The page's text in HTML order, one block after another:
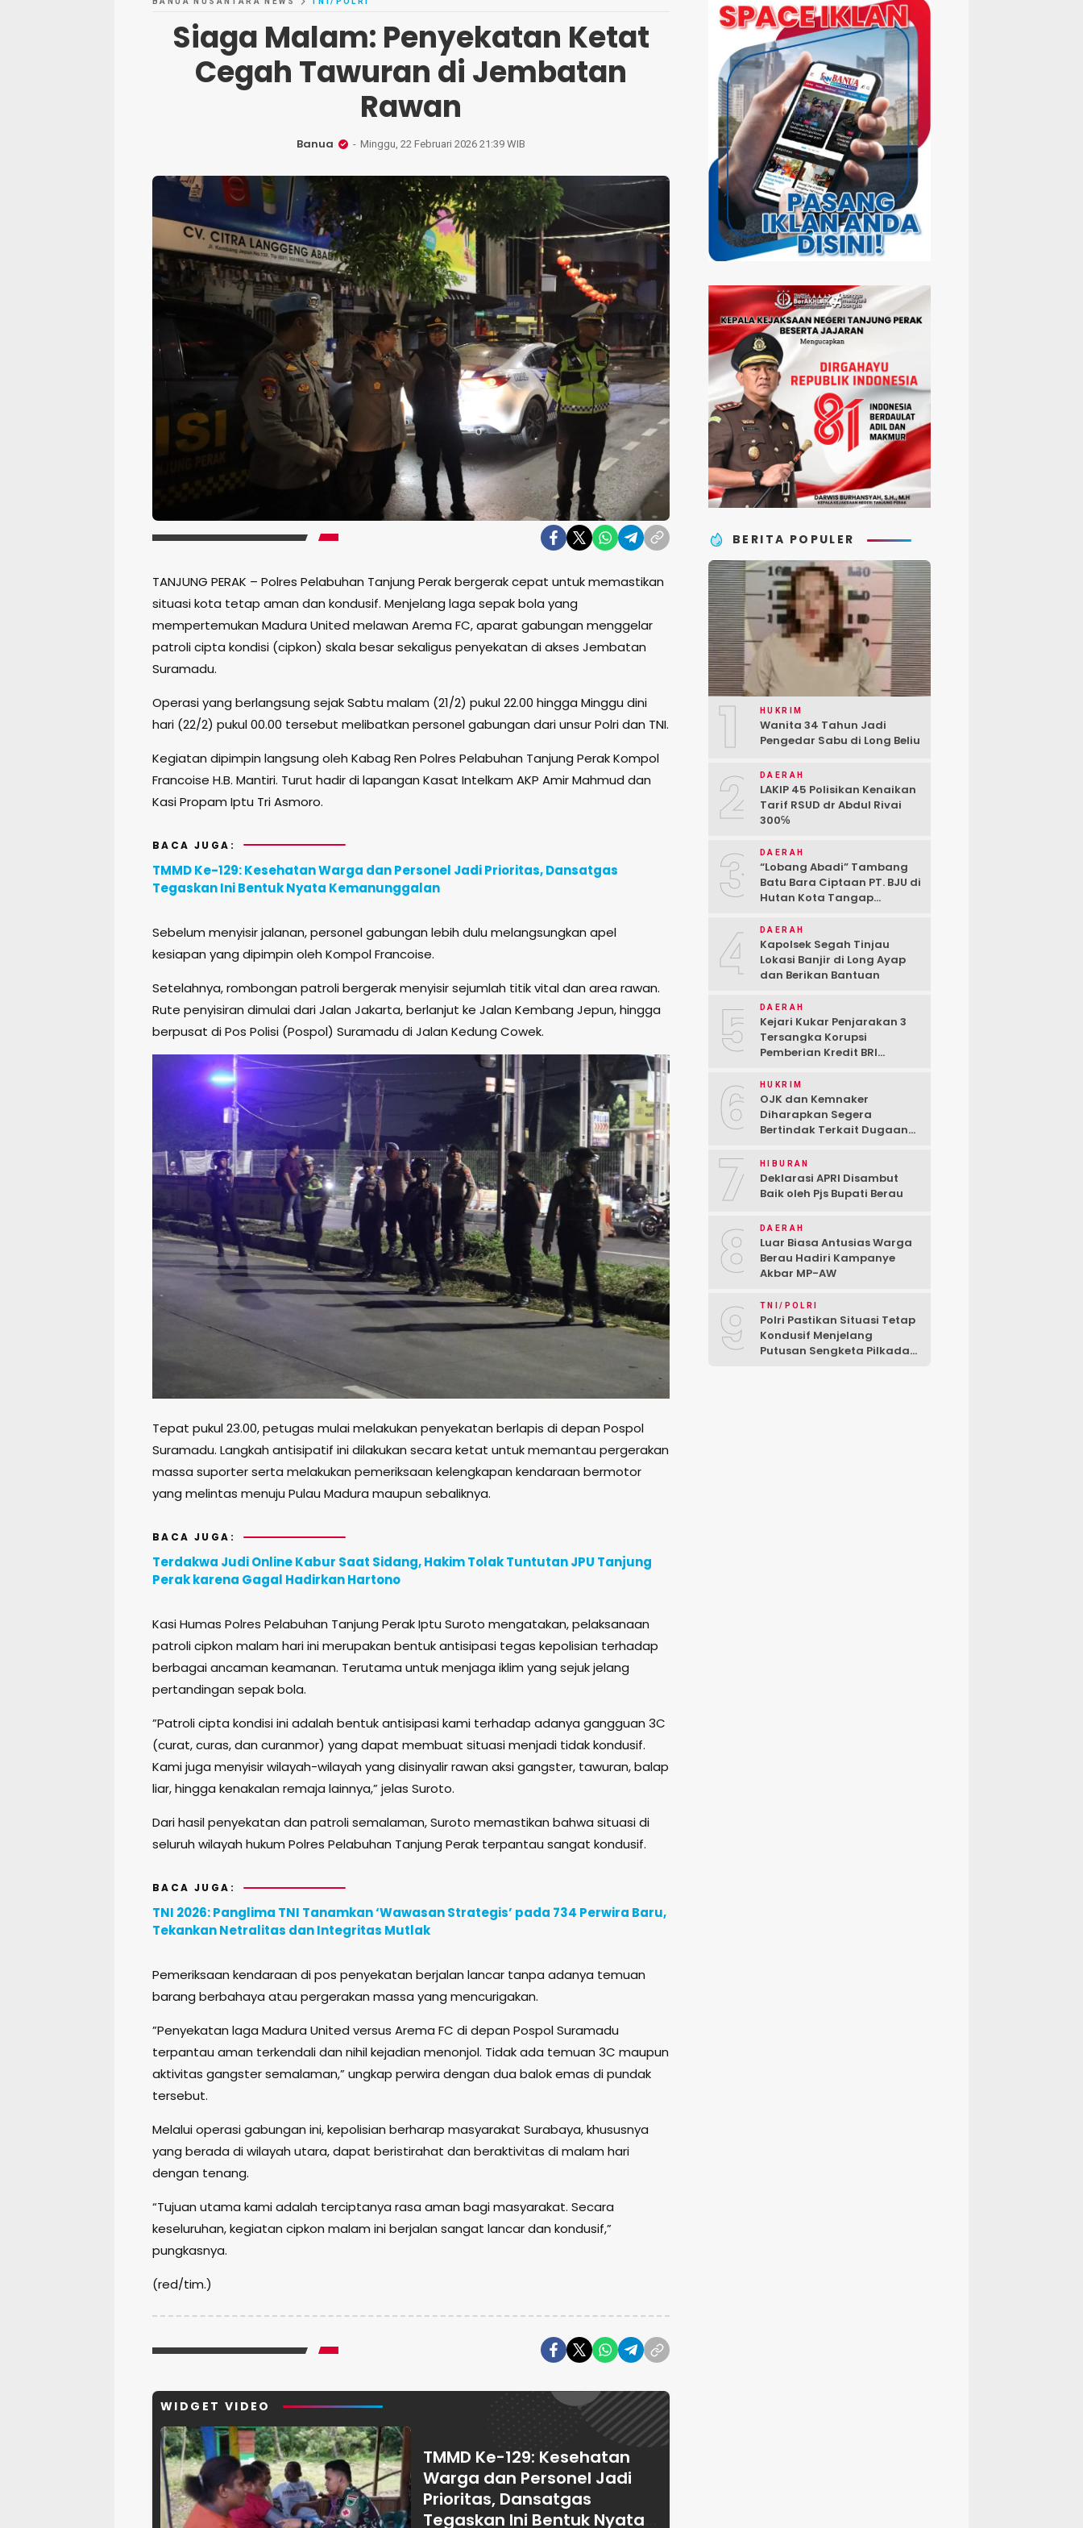
Siaga Malam: Penyekatan Ketat
Cegah Tawuran di Jembatan
Rawan
Banua Minggu, 22 Februari 2026 21:39 WIB
TANJUNG PERAK – Polres Pelabuhan Tanjung Perak bergerak cepat untuk memastikan
situasi kota tetap aman dan kondusif. Menjelang laga sepak bola yang
mempertemukan Madura United melawan Arema FC, aparat gabungan menggelar
patroli cipta kondisi (cipkon) skala besar sekaligus penyekatan di akses Jembatan
Suramadu.
Operasi yang berlangsung sejak Sabtu malam (21/2) pukul 22.00 hingga Minggu dini
hari (22/2) pukul 00.00 tersebut melibatkan personel gabungan dari unsur Polri dan TNI.
Kegiatan dipimpin langsung oleh Kabag Ren Polres Pelabuhan Tanjung Perak Kompol
Francoise H.B. Mantiri. Turut hadir di lapangan Kasat Intelkam AKP Amir Mahmud dan
Kasi Propam Iptu Tri Asmoro.
BACA JUGA:
TMMD Ke-129: Kesehatan Warga dan Personel Jadi Prioritas, Dansatgas
Tegaskan Ini Bentuk Nyata Kemanunggalan
Sebelum menyisir jalanan, personel gabungan lebih dulu melangsungkan apel
kesiapan yang dipimpin oleh Kompol Francoise.
Setelahnya, rombongan patroli bergerak menyisir sejumlah titik vital dan area rawan.
Rute penyisiran dimulai dari Jalan Jakarta, berlanjut ke Jalan Kembang Jepun, hingga
berpusat di Pos Polisi (Pospol) Suramadu di Jalan Kedung Cowek.
Tepat pukul 23.00, petugas mulai melakukan penyekatan berlapis di depan Pospol
Suramadu. Langkah antisipatif ini dilakukan secara ketat untuk memantau pergerakan
massa suporter serta melakukan pemeriksaan kelengkapan kendaraan bermotor
yang melintas menuju Pulau Madura maupun sebaliknya.
BACA JUGA:
Terdakwa Judi Online Kabur Saat Sidang, Hakim Tolak Tuntutan JPU Tanjung
Perak karena Gagal Hadirkan Hartono
Kasi Humas Polres Pelabuhan Tanjung Perak Iptu Suroto mengatakan, pelaksanaan
patroli cipkon malam hari ini merupakan bentuk antisipasi tegas kepolisian terhadap
berbagai ancaman keamanan. Terutama untuk menjaga iklim yang sejuk jelang
pertandingan sepak bola.
”Patroli cipta kondisi ini adalah bentuk antisipasi kami terhadap adanya gangguan 3C
(curat, curas, dan curanmor) yang dapat membuat situasi menjadi tidak kondusif.
Kami juga menyisir wilayah-wilayah yang disinyalir rawan aksi gangster, tawuran, balap
liar, hingga kenakalan remaja lainnya,” jelas Suroto.
Dari hasil penyekatan dan patroli semalaman, Suroto memastikan bahwa situasi di
seluruh wilayah hukum Polres Pelabuhan Tanjung Perak terpantau sangat kondusif.
BACA JUGA:
TNI 2026: Panglima TNI Tanamkan ‘Wawasan Strategis’ pada 734 Perwira Baru,
Tekankan Netralitas dan Integritas Mutlak
Pemeriksaan kendaraan di pos penyekatan berjalan lancar tanpa adanya temuan
barang berbahaya atau pergerakan massa yang mencurigakan.
”Penyekatan laga Madura United versus Arema FC di depan Pospol Suramadu
terpantau aman terkendali dan nihil kejadian menonjol. Tidak ada temuan 3C maupun
aktivitas gangster semalaman,” ungkap perwira dengan dua balok emas di pundak
tersebut.
Melalui operasi gabungan ini, kepolisian berharap masyarakat Surabaya, khususnya
yang berada di wilayah utara, dapat beristirahat dan beraktivitas di malam hari
dengan tenang.
“Tujuan utama kami adalah terciptanya rasa aman bagi masyarakat. Secara
keseluruhan, kegiatan cipkon malam ini berjalan sangat lancar dan kondusif,”
pungkasnya.
(red/tim.)
WIDGET VIDEO
TMMD Ke-129: Kesehatan
Warga dan Personel Jadi
Prioritas, Dansatgas
Tegaskan Ini Bentuk Nyata
BERITA POPULER
1 HUKRIM
Wanita 34 Tahun Jadi
Pengedar Sabu di Long Beliu
2 DAERAH
LAKIP 45 Polisikan Kenaikan
Tarif RSUD dr Abdul Rivai
300℅
3 DAERAH
“Lobang Abadi” Tambang
Batu Bara Ciptaan PT. BJU di
Hutan Kota Tangap
4 DAERAH
Kapolsek Segah Tinjau
Lokasi Banjir di Long Ayap
dan Berikan Bantuan
5 DAERAH
Kejari Kukar Penjarakan 3
Tersangka Korupsi
Pemberian Kredit BRI
6 HUKRIM
OJK dan Kemnaker
Diharapkan Segera
Bertindak Terkait Dugaan
Sesuka Hati
7 HIBURAN
Deklarasi APRI Disambut
Baik oleh Pjs Bupati Berau
8 DAERAH
Luar Biasa Antusias Warga
Berau Hadiri Kampanye
Akbar MP-AW
9 TNI/POLRI
Polri Pastikan Situasi Tetap
Kondusif Menjelang
Putusan Sengketa Pilkada